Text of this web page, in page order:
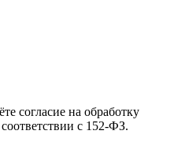
согласие на обработку
с 152-ФЗ.